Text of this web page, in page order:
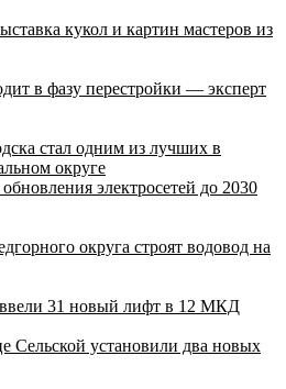
кукол и картин мастеров из
в фазу перестройки — эксперт
стал одним из лучших в
округе
электросетей до 2030
округа строят водовод на
ввели 31 новый лифт в 12 МКД
Сельской установили два новых